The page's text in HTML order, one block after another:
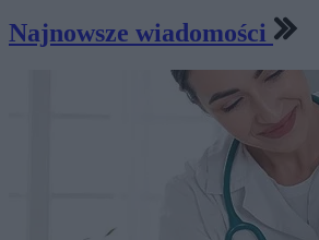
Najnowsze wiadomości